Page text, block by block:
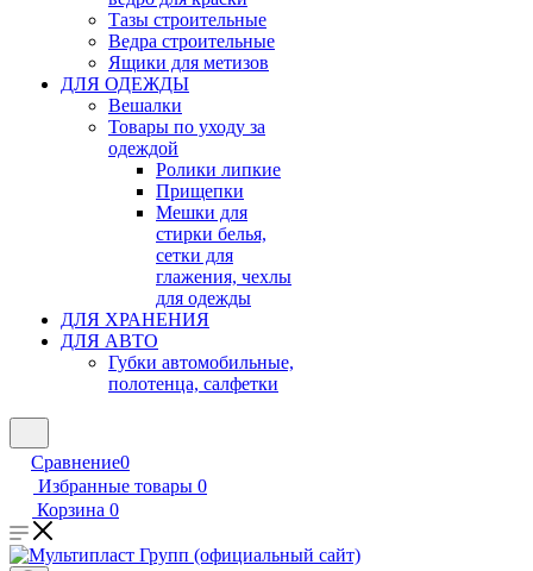
Тазы строительные
Ведра строительные
Ящики для метизов
ДЛЯ ОДЕЖДЫ
Вешалки
Товары по уходу за
одеждой
Ролики липкие
Прищепки
Мешки для
стирки белья,
сетки для
глажения, чехлы
для одежды
ДЛЯ ХРАНЕНИЯ
ДЛЯ АВТО
Губки автомобильные,
полотенца, салфетки
Сравнение0
Избранные товары 0
Корзина 0